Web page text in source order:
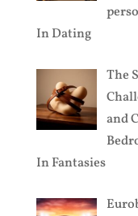
InDating
The
and
InFantasies